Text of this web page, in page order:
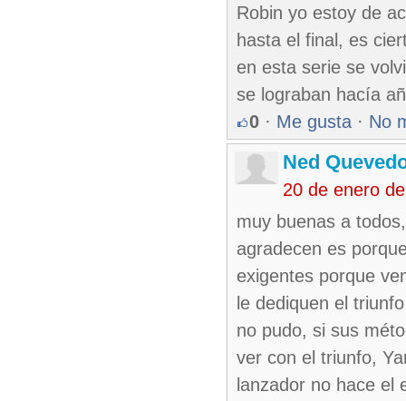
Robin yo estoy de
hasta el final, es
en esta serie se
se lograban hacía
0 · Me gusta · No
Ned
20 de enero
muy buenas a
agradecen es
exigentes porque
le dediquen el
no pudo, si sus
ver con el triunfo,
lanzador no hace el